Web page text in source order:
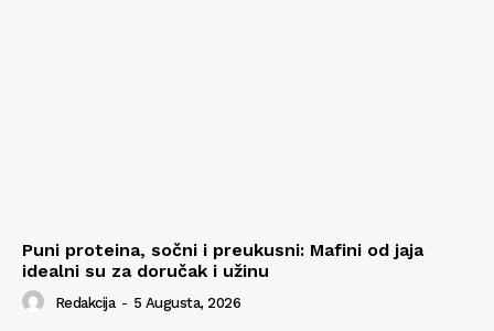
Puni proteina, sočni i preukusni: Mafini od jaja
idealni su za doručak i užinu
Redakcija - 5 Augusta, 2026